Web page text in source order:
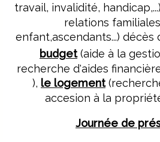
travail, invalidité,
relations
enfant,ascendants...) décès
budget (aide à la
recherche d'aides
), le logement
accesion à la
Journée de